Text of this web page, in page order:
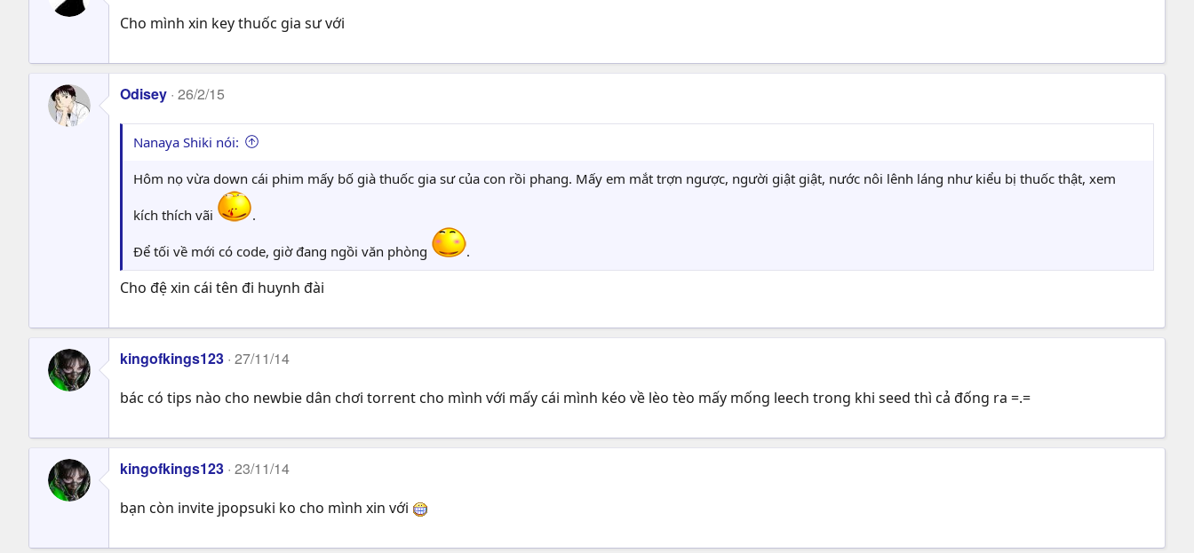
Cho mình xin key thuốc gia sư với
Odisey 26/2/15
Nanaya Shiki nói:
Hôm nọ vừa down cái phim mấy bố già thuốc gia sư của con rồi phang. Mấy em mắt trợn ngược, người giật giật, nước nôi lênh láng như kiểu bị thuốc thật, xem
kích thích vãi .
Để tối về mới có code, giờ đang ngồi văn phòng .
Cho đệ xin cái tên đi huynh đài
kingofkings123 27/11/14
bác có tips nào cho newbie dân chơi torrent cho mình với mấy cái mình kéo về lèo tèo mấy mống leech trong khi seed thì cả đống ra =.=
kingofkings123 23/11/14
bạn còn invite jpopsuki ko cho mình xin với